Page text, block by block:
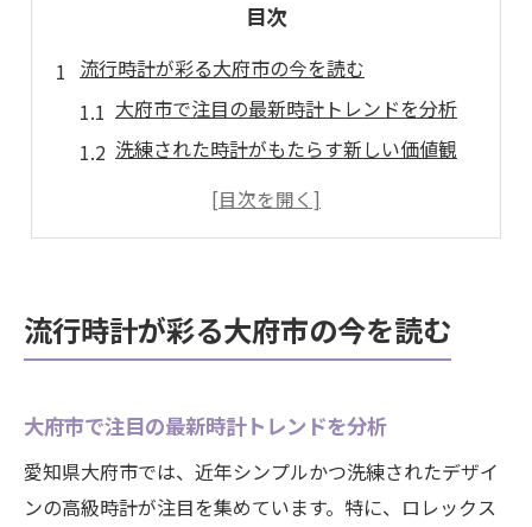
目次
流行時計が彩る大府市の今を読む
大府市で注目の最新時計トレンドを分析
洗練された時計がもたらす新しい価値観
時計選びで知っておくべき流行の傾向
高級時計の買取を賢く進めるために
時計の資産価値を見極める買取の基本
高級時計を有利に手放すタイミングとは
時計買取で避けたいトラブルと対策
時計の買取価格をアップさせる工夫
流行時計が彩る大府市の今を読む
大府市で注目の最新時計トレンドを分析
愛知県大府市では、近年シンプルかつ洗練されたデザイ
ンの高級時計が注目を集めています。特に、ロレックス